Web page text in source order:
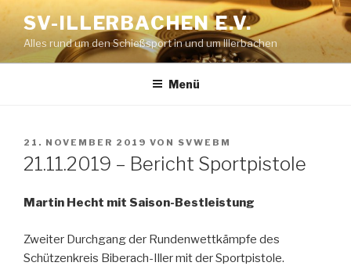
Zum
Inhalt
springen
SV-ILLERBACHEN E.V.
Alles rund um den Schießsport in und um Illerbachen
Menü
VERÖFFENTLICHT
AM
21. NOVEMBER 2019 VON SVWEBM
21.11.2019 – Bericht Sportpistole
Martin Hecht mit Saison-Bestleistung
Zweiter Durchgang der Rundenwettkämpfe des
Schützenkreis Biberach-Iller mit der Sportpistole.